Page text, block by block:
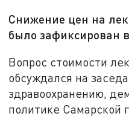
Снижение цен на
было зафиксирован
Вопрос стоимости
обсуждался на
здравоохранению,
политике Самарской